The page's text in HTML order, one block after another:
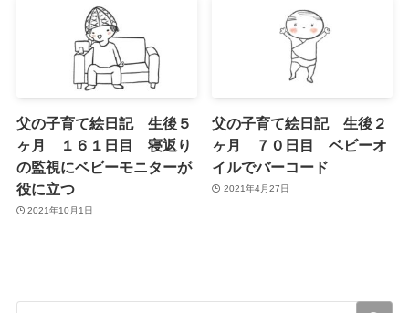
父の子育て絵日記 生後５
ヶ月 １６１日目 寝返り
の監視にベビーモニターが
役に立つ
2021年10月1日
父の子育て絵日記 生後２
ヶ月 ７０日目 ベビーオ
イルでバーコード
2021年4月27日